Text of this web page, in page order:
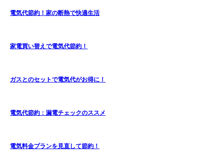
電気代節約！家の断熱で快適生活
家電買い替えで電気代節約！
ガスとのセットで電気代がお得に！
電気代節約：漏電チェックのススメ
電気料金プランを見直して節約！